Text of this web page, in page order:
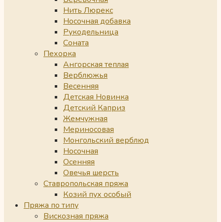
Нить Люрекс
Носочная добавка
Рукодельница
Соната
Пехорка
Ангорская теплая
Верблюжья
Весенняя
Детская Новинка
Детский Каприз
Жемчужная
Мериносовая
Монгольский верблюд
Носочная
Осенняя
Овечья шерсть
Ставропольская пряжа
Козий пух особый
Пряжа по типу
Вискозная пряжа